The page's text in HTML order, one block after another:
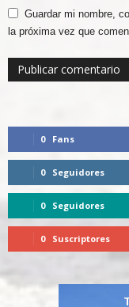
Guardar mi nombre,
la próxima vez que
0 Fans
0 Seguidores
0 Seguidores
0 Suscriptores